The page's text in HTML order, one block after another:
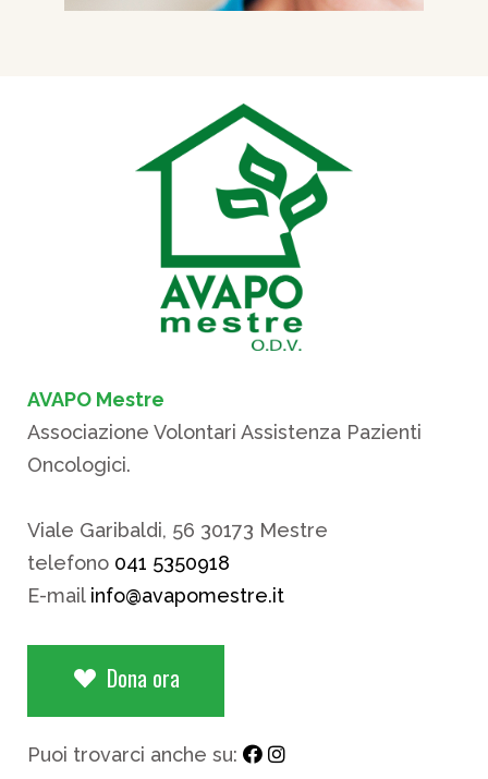
AVAPO Mestre
Associazione Volontari Assistenza Pazienti
Oncologici.
Viale Garibaldi, 56 30173 Mestre
telefono 041 5350918
E-mail info@avapomestre.it
Dona ora
Puoi trovarci anche su: